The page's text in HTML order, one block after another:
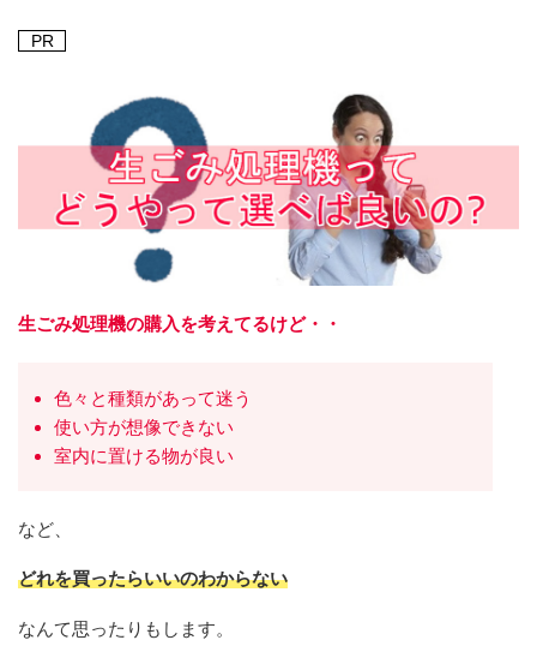
PR
生ごみ処理機の購入を考えてるけど・・
色々と種類があって迷う
使い方が想像できない
室内に置ける物が良い
など、
どれを買ったらいいのわからない
なんて思ったりもします。